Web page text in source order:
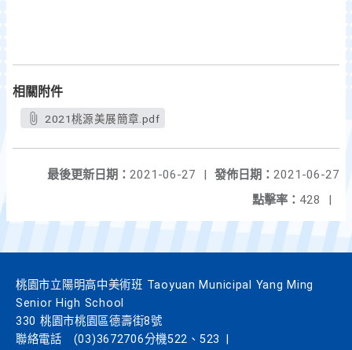
相關附件
2021桃源美展簡章.pdf
發佈日期： 2021-06-27
最後更新日期： 2021-06-27
|
點擊率： 428 |
桃園市立陽明高中美術班 Taoyuan Municipal Yang Ming
Senior High School
330 桃園市桃園區德壽街8號
聯絡電話
(03)3672706分機522、523